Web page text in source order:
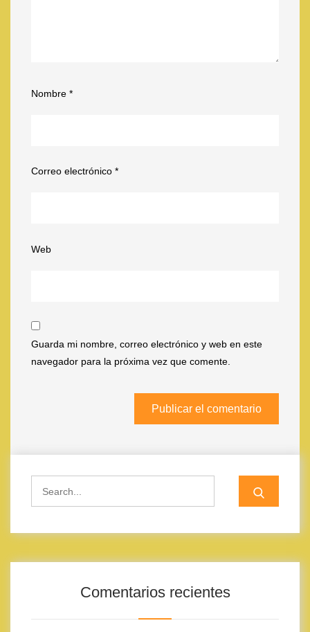
Nombre *
Correo electrónico *
Web
Guarda mi nombre, correo electrónico y web en este
navegador para la próxima vez que comente.
Comentarios recientes